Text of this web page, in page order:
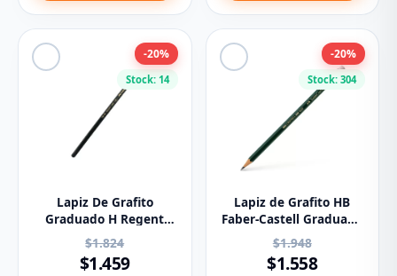
Stock: 14
-20%
Lapiz De Grafito
Graduado H Regent
1250 Faber Castell (*)
$1.824
$1.459
Stock: 304
-20%
Lapiz de Grafito HB
Faber-Castell Graduado
9000
$1.948
$1.558